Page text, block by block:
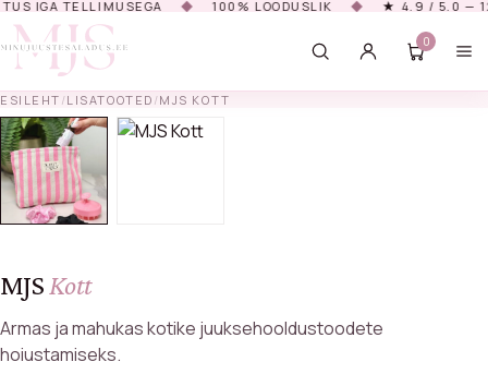
IGA TELLIMUSEGA 100% LOODUSLIK ★ 4.9 / 5.0 — 12
0
HAKKA KIRJUTAMA, ET NÄHA TOOTEID…
ESILEHT /LISATOOTED /MJS KOTT
MJSKott
Armas ja mahukas kotike juuksehooldustoodete
hoiustamiseks.